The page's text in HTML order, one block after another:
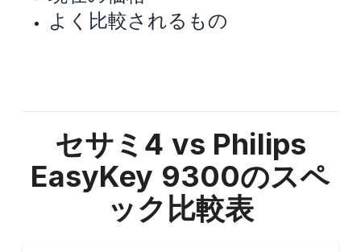
よく比較されるもの
セサミ4 vs Philips
EasyKey 9300のスペ
ック比較表